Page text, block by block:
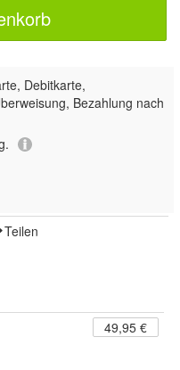
Debitkarte,
Bezahlung nach
Teilen
49,95 €